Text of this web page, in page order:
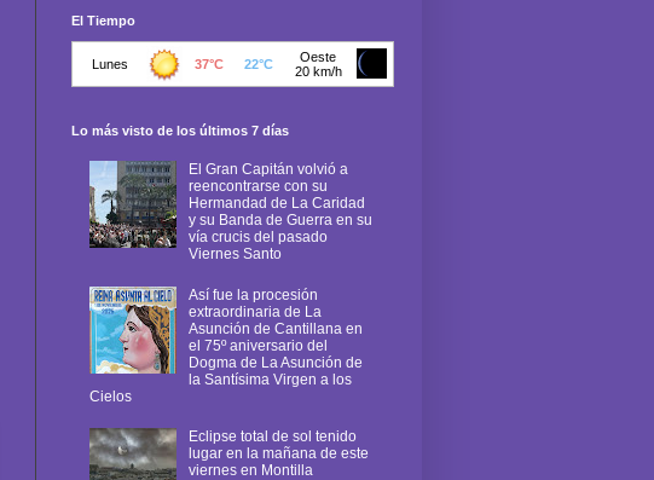
El Tiempo
Lo más visto de los últimos 7 días
El Gran Capitán volvió a
reencontrarse con su
Hermandad de La Caridad
y su Banda de Guerra en su
vía crucis del pasado
Viernes Santo
Así fue la procesión
extraordinaria de La
Asunción de Cantillana en
el 75º aniversario del
Dogma de La Asunción de
la Santísima Virgen a los
Cielos
Eclipse total de sol tenido
lugar en la mañana de este
viernes en Montilla